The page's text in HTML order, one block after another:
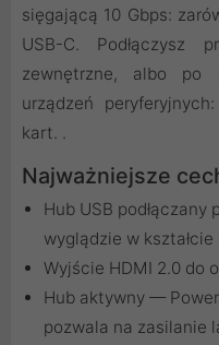
sięgającą 10 Gbps:
USB-C. Podłączysz
zewnętrzne, albo po
urządzeń
kart. .
Najważniejsze
Hub USB podłączany
wyglądzie w
Wyjście HDMI 2.0 do
Hub aktywny —
pozwala na zasilanie